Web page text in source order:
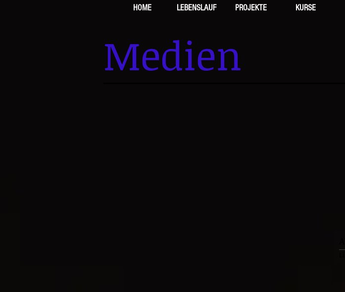
HOME LEBENSLAUF PROJEKTE KURSE
Medien